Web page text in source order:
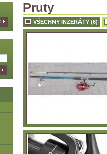
Pruty
VŠECHNY INZERÁTY (6)